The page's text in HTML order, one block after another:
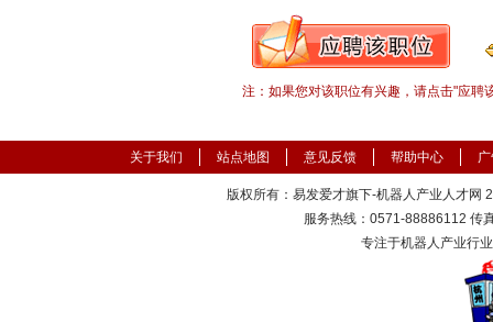
注：如果您对该职位有兴趣，请点击"应聘
关于我们 站点地图 意见反馈 帮助中心
版权所有：易发爱才旗下-机器人产业人才
服务热线：0571-88886112 传
专注于机器人产业行